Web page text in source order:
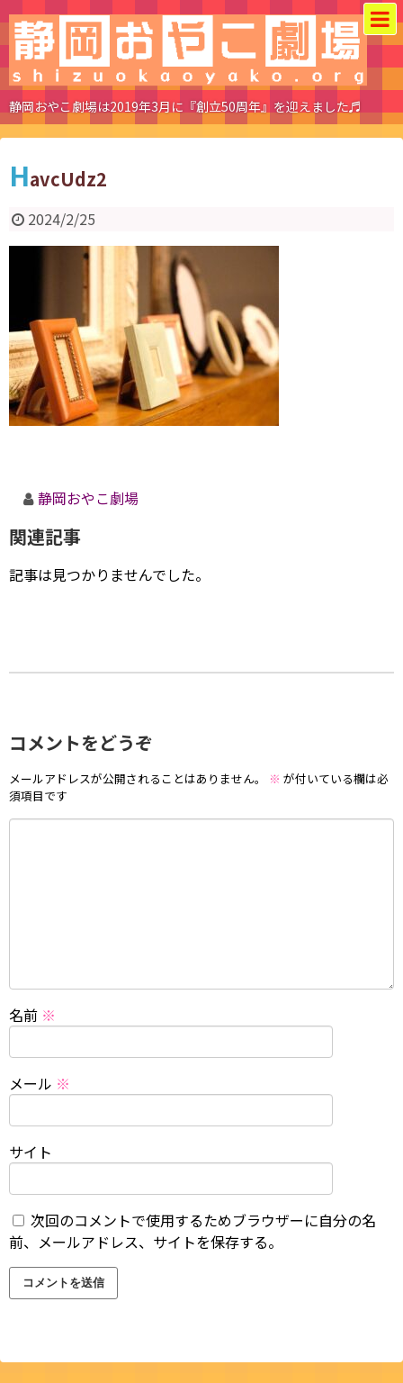
静岡おやこ劇場は2019年3月に『創立50周年』を迎えました♬
HavcUdz2
2024/2/25
静岡おやこ劇場
関連記事
記事は見つかりませんでした。
コメントをどうぞ
メールアドレスが公開されることはありません。 ※ が付いている欄は必
須項目です
名前 ※
メール ※
サイト
次回のコメントで使用するためブラウザーに自分の名
前、メールアドレス、サイトを保存する。